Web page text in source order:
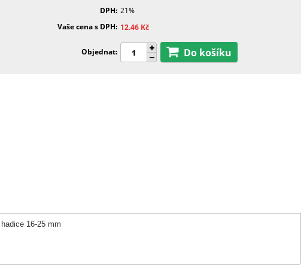
DPH 21%
Vaše cena s DPH 12.46 Kč
Objednat Do košíku
16-25 mm